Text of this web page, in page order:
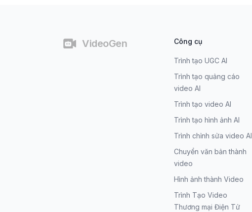
VideoGen Công cụ
Trình tạo UGC AI
Trình tạo quảng cáo
video AI
Trình tạo video AI
Trình tạo hình ảnh AI
Trình chỉnh sửa video AI
Chuyển văn bản thành
video
Hình ảnh thành Video
Trình Tạo Video
Thương mại Điện Tử